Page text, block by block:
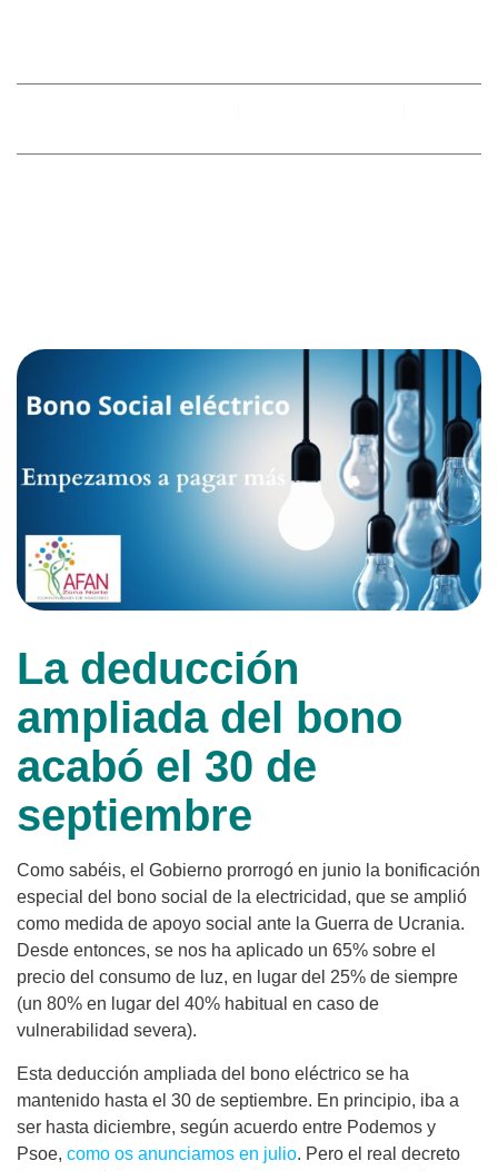
La deducción
ampliada del bono
acabó el 30 de
septiembre
Como sabéis, el Gobierno prorrogó en junio la bonificación
especial del bono social de la electricidad, que se amplió
como medida de apoyo social ante la Guerra de Ucrania.
Desde entonces, se nos ha aplicado un 65% sobre el
precio del consumo de luz, en lugar del 25% de siempre
(un 80% en lugar del 40% habitual en caso de
vulnerabilidad severa).
Esta deducción ampliada del bono eléctrico se ha
mantenido hasta el 30 de septiembre. En principio, iba a
ser hasta diciembre, según acuerdo entre Podemos y
Psoe, como os anunciamos en julio. Pero el real decreto